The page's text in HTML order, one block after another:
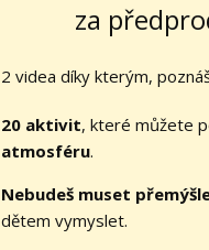
za
2 videa díky kterým,
20 aktivit, které můžete
atmosféru.
Nebudeš muset
dětem vymyslet.